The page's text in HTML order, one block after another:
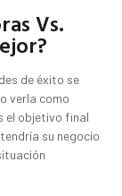
Vs.
de éxito se
verla como
el objetivo final
su negocio